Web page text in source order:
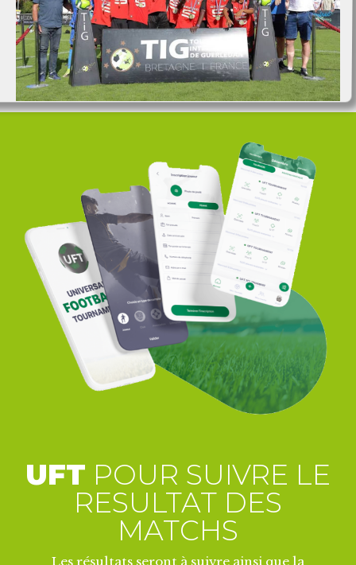
UFT POUR SUIVRE LE
RESULTAT DES
MATCHS
Les résultats seront à suivre ainsi que la